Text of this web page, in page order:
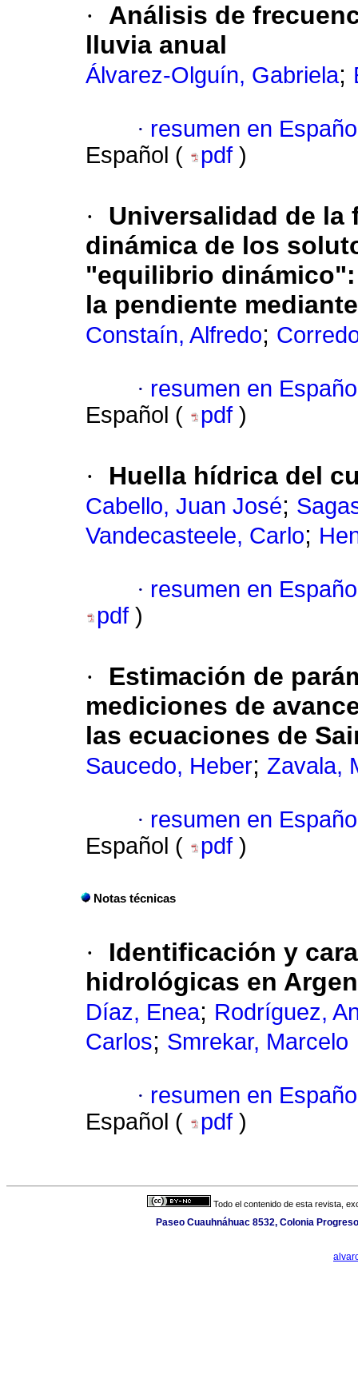
·
Análisis de
lluvia anual
Álvarez-Olguín, Gabriela;
· resumen en
Español (
pdf )
·
Universalidad de la
dinámica de los
"equilibrio
la pendiente
Constaín, Alfredo;
· resumen en
Español (
pdf )
· Huella hídrica del
Cabello, Juan José;
Vandecasteele, Carlo;
· resumen en
pdf )
·
Estimación de
mediciones de
las ecuaciones de
Saucedo, Heber; Zavala,
· resumen en
Español (
pdf )
Notas técnicas
·
Identificación y
hidrológicas en
Díaz, Enea; Rodríguez,
Carlos; Smrekar, Marcelo
· resumen en
Español (
pdf )
Todo el contenido de esta revista,
Paseo Cuauhnáhuac 8532, Colonia